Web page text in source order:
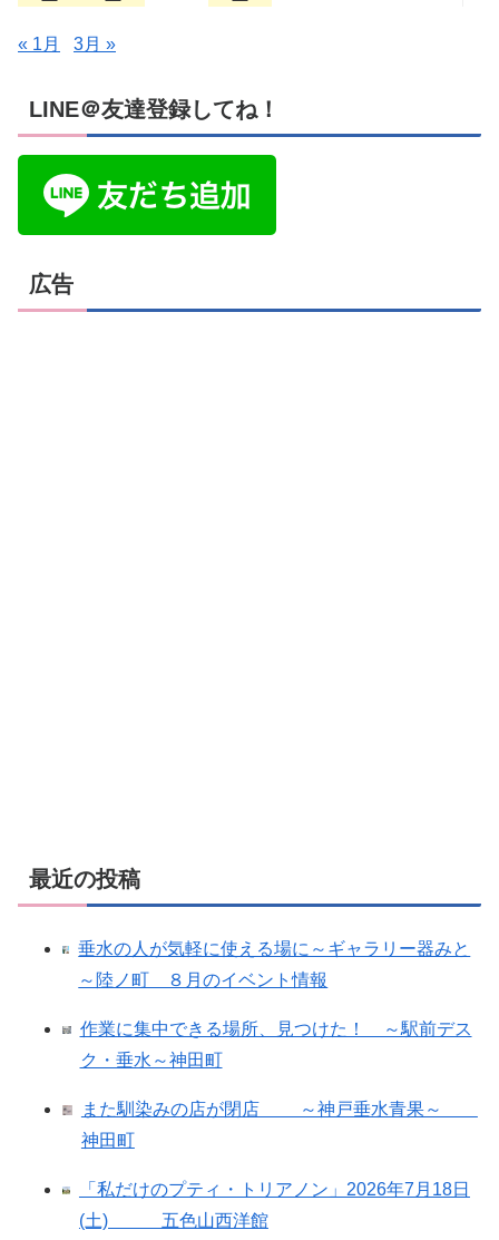
« 1月 3月 »
LINE＠友達登録してね！
広告
最近の投稿
垂水の人が気軽に使える場に～ギャラリー器みと
～陸ノ町 ８月のイベント情報
作業に集中できる場所、見つけた！ ～駅前デス
ク・垂水～神田町
また馴染みの店が閉店 ～神戸垂水青果～
神田町
「私だけのプティ・トリアノン」2026年7月18日
(土) 五色山西洋館